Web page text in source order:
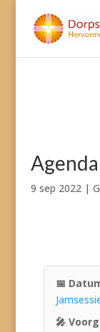
Agenda
9 sep 2022|